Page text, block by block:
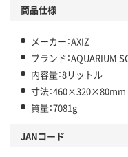
商品仕様
メーカー：AXIZ
ブランド：AQUARIUM
内容量：8リットル
寸法：460×320×80mm
質量：7081g
JANコード